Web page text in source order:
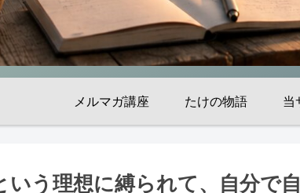
メルマガ講座 たけの物語 当
いう理想に縛られて、自分で